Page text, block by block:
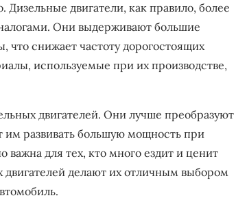
двигатели, как правило, более
Они выдерживают большие
снижает частоту дорогостоящих
используемые при их производстве,
двигателей. Они лучше преобразуют
им развивать большую мощность при
для тех, кто много ездит и ценит
делают их отличным выбором